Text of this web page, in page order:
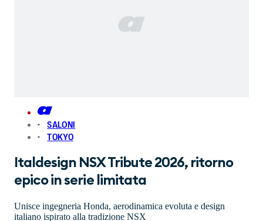
SALONI
TOKYO
Italdesign NSX Tribute 2026, ritorno
epico in serie limitata
Unisce ingegneria Honda, aerodinamica evoluta e design
italiano ispirato alla tradizione NSX